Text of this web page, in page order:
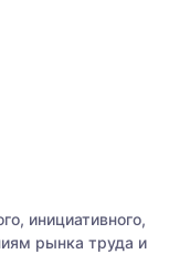
инициативного,
рынка труда и